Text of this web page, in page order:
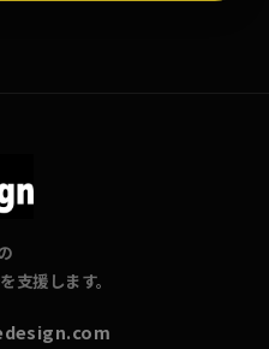
支援します。